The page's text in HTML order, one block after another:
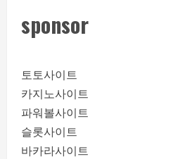
sponsor
토토사이트
카지노사이트
파워볼사이트
슬롯사이트
바카라사이트